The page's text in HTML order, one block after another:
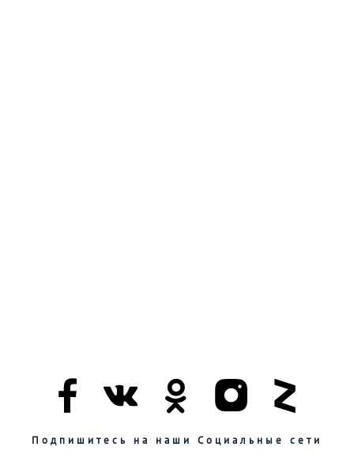
Подпишитесь на наши Социальные сети